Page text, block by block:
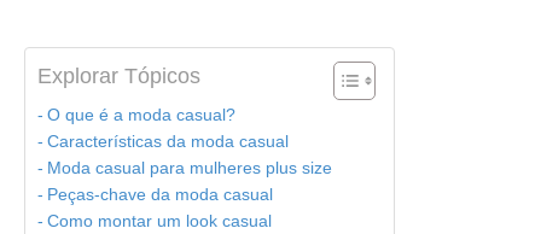
Explorar Tópicos
O que é a moda casual?
Características da moda casual
Moda casual para mulheres plus size
Peças-chave da moda casual
Como montar um look casual